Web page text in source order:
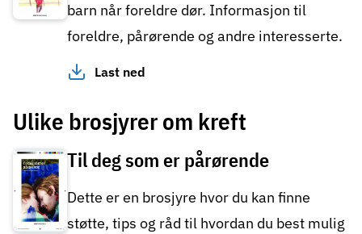
barn når foreldre dør. Informasjon til
foreldre, pårørende og andre interesserte.
Last ned
Ulike brosjyrer om kreft
Til deg som er pårørende
Dette er en brosjyre hvor du kan finne
støtte, tips og råd til hvordan du best mulig